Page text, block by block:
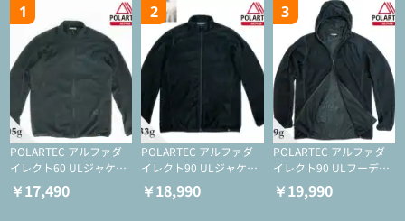
1
POLARTEC アルファダ
イレクト60 ULジャケッ
ト（登山/ミドルレイヤ
ー/化繊ジャケット）
￥17,490
2
POLARTEC アルファダ
イレクト90 ULジャケッ
ト（アクティブインサレ
ーション/ミドルレイヤ
￥18,990
3
POLARTEC アルファダ
イレクト90 ULフーディ
（アクティブインサレー
ション/ミドルレイヤー/
￥19,990